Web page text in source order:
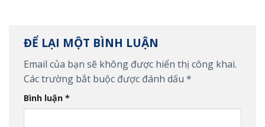
ĐỂ LẠI MỘT BÌNH LUẬN
Email của bạn sẽ không được hiển thị công khai.
Các trường bắt buộc được đánh dấu *
Bình luận *